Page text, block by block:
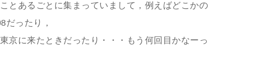
とあるごとに集まっていまして，例えばどこかの
だったり，
京に来たときだったり・・・もう何回目かなーっ